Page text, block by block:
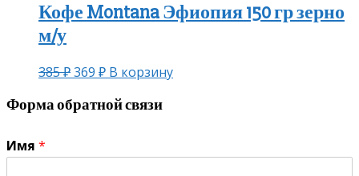
Кофе Montana Эфиопия 150 гр зерно
м/у
385₽369 ₽ В корзину
Форма обратной связи
Имя *